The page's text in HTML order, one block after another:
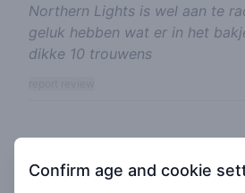
Northern Lights is wel aan te
geluk hebben wat er in het
dikke 10 trouwens
🍃 5/ 5
Confirm age and cookie